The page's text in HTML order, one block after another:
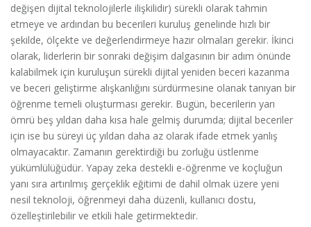
değişen dijital teknolojilerle ilişkilidir) sürekli olarak tahmin
etmeye ve ardından bu becerileri kuruluş genelinde hızlı bir
şekilde, ölçekte ve değerlendirmeye hazır olmaları gerekir. İkinci
olarak, liderlerin bir sonraki değişim dalgasının bir adım önünde
kalabilmek için kuruluşun sürekli dijital yeniden beceri kazanma
ve beceri geliştirme alışkanlığını sürdürmesine olanak tanıyan bir
öğrenme temeli oluşturması gerekir. Bugün, becerilerin yarı
ömrü beş yıldan daha kısa hale gelmiş durumda; dijital beceriler
için ise bu süreyi üç yıldan daha az olarak ifade etmek yanlış
olmayacaktır. Zamanın gerektirdiği bu zorluğu üstlenme
yükümlülüğüdür. Yapay zeka destekli e-öğrenme ve koçluğun
yanı sıra artırılmış gerçeklik eğitimi de dahil olmak üzere yeni
nesil teknoloji, öğrenmeyi daha düzenli, kullanıcı dostu,
özelleştirilebilir ve etkili hale getirmektedir.